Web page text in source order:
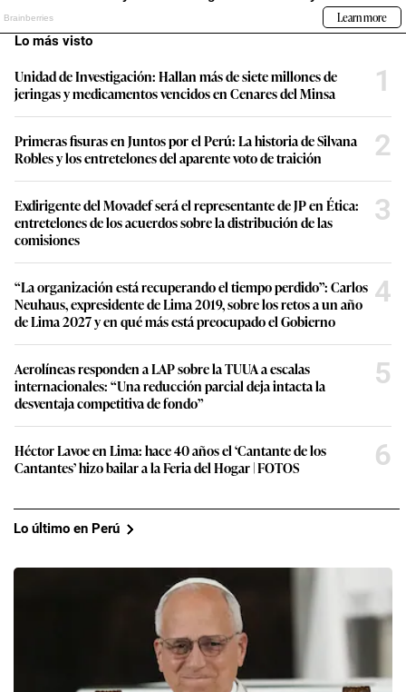
Lo más visto
Unidad de Investigación: Hallan más de siete millones de
jeringas y medicamentos vencidos en Cenares del Minsa
1
Primeras fisuras en Juntos por el Perú: La historia de Silvana
Robles y los entretelones del aparente voto de traición
2
Exdirigente del Movadef será el representante de JP en Ética:
entretelones de los acuerdos sobre la distribución de las
comisiones
3
“La organización está recuperando el tiempo perdido”: Carlos
Neuhaus, expresidente de Lima 2019, sobre los retos a un año
de Lima 2027 y en qué más está preocupado el Gobierno
4
Aerolíneas responden a LAP sobre la TUUA a escalas
internacionales: “Una reducción parcial deja intacta la
desventaja competitiva de fondo”
5
Héctor Lavoe en Lima: hace 40 años el ‘Cantante de los
Cantantes’ hizo bailar a la Feria del Hogar | FOTOS
6
Lo último en Perú